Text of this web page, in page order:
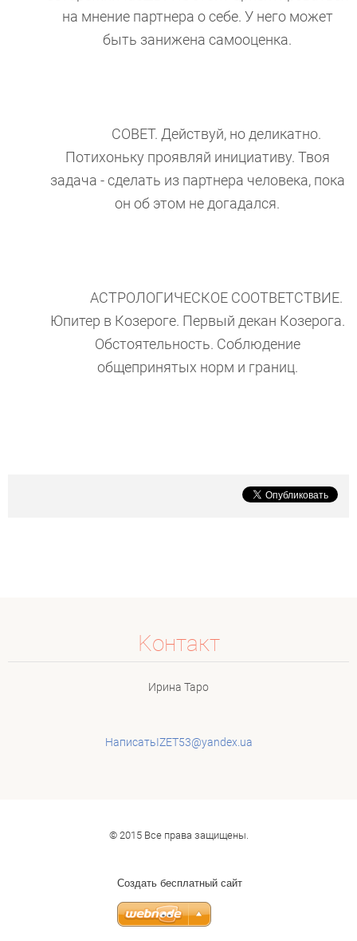
на мнение партнера о себе. У него может
быть занижена самооценка.
СОВЕТ. Действуй, но деликатно.
Потихоньку проявляй инициативу. Твоя
задача - сделать из партнера человека, пока
он об этом не догадался.
АСТРОЛОГИЧЕСКОЕ СООТВЕТСТВИЕ.
Юпитер в Козероге. Первый декан Козерога.
Обстоятельность. Соблюдение
общепринятых норм и границ.
Koнтакт
Ирина Таро
НаписатьIZET53@yandex.ua
© 2015 Все права защищены.
Создать бесплатный сайт